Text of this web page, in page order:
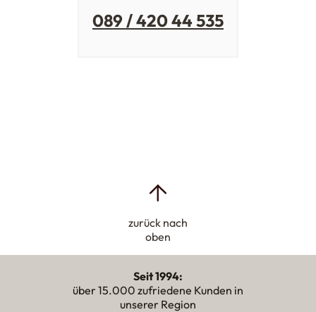
089 / 420 44 535
zurück nach
oben
Seit 1994:
über 15.000 zufriedene Kunden in
unserer Region